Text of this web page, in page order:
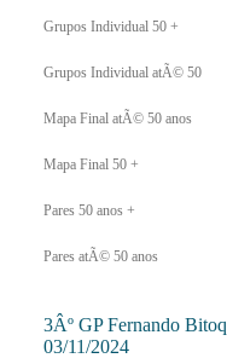
Grupos Individual 50 +
Grupos Individual atÃ© 50
Mapa Final atÃ© 50 anos
Mapa Final 50 +
Pares 50 anos +
Pares atÃ© 50 anos
3Âº GP Fernando
03/11/2024